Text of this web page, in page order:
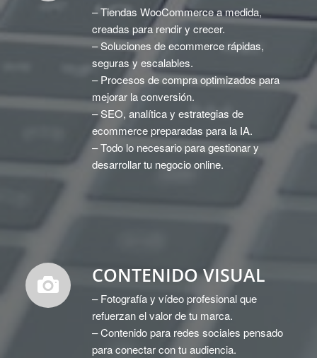
– Tiendas WooCommerce a medida,
creadas para rendir y crecer.
– Soluciones de ecommerce rápidas,
seguras y escalables.
– Procesos de compra optimizados para
mejorar la conversión.
– SEO, analítica y estrategias de
ecommerce preparadas para la IA.
– Todo lo necesario para gestionar y
desarrollar tu negocio online.
CONTENIDO VISUAL
– Fotografía y vídeo profesional que
refuerzan el valor de tu marca.
– Contenido para redes sociales pensado
para conectar con tu audiencia.